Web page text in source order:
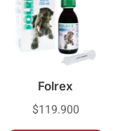
Folrex
$119.900